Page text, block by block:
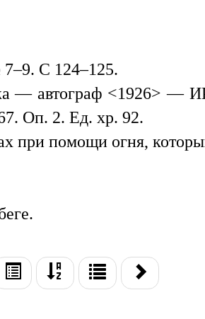
С 124–125.
— автограф <1926> —
Оп. 2. Ед. хр. 92.
при помощи огня,